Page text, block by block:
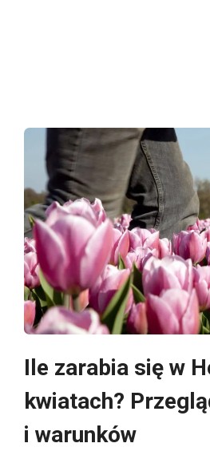
Ile zarabia się w
kwiatach?
i warunków